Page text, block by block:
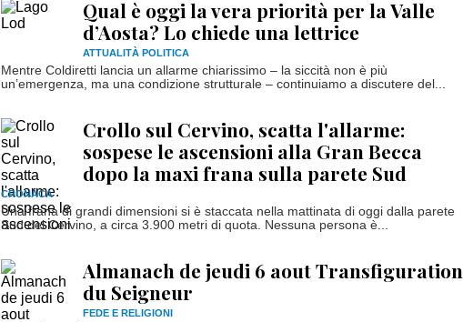
Qual è oggi la vera priorità per la Valle
d’Aosta? Lo chiede una lettrice
ATTUALITÀ POLITICA
Mentre Coldiretti lancia un allarme chiarissimo – la siccità non è più
un’emergenza, ma una condizione strutturale – continuiamo a discutere del...
Crollo sul Cervino, scatta l'allarme:
sospese le ascensioni alla Gran Becca
dopo la maxi frana sulla parete Sud
CRONACA
Una frana di grandi dimensioni si è staccata nella mattinata di oggi dalla parete
Sud del Cervino, a circa 3.900 metri di quota. Nessuna persona è...
Almanach de jeudi 6 aout Transfiguration
du Seigneur
FEDE E RELIGIONI